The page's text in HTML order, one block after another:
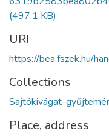
(497.1 KB)
URI
https://bea.fszek.hu/
Collections
Sajtókivágat-
Place, address